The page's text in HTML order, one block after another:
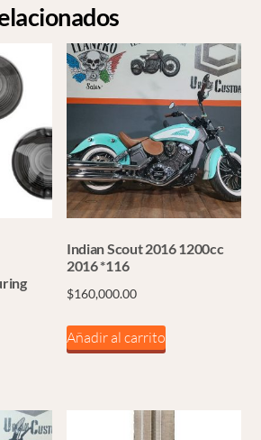
Indian Scout 2016 1200cc
2016 *116
$160,000.00
Añadir al carrito